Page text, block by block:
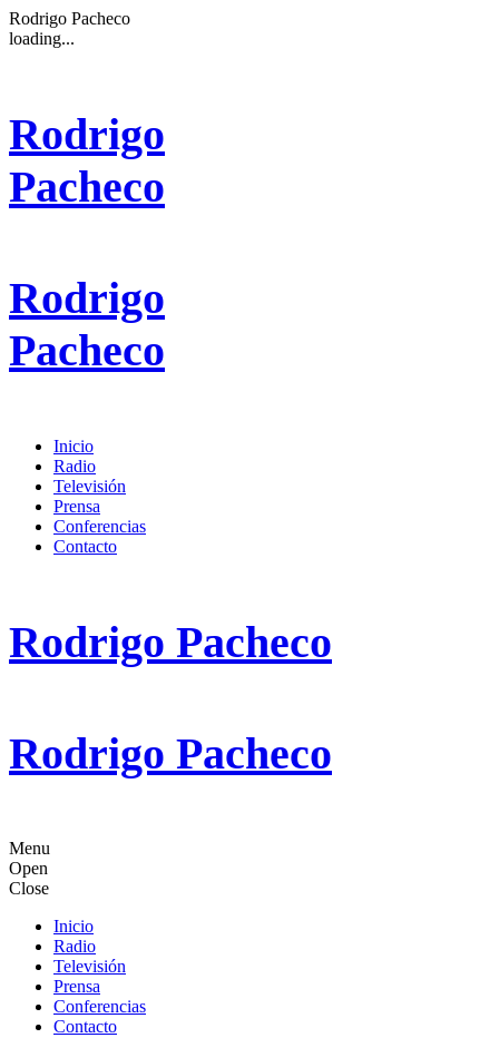
Rodrigo Pacheco
loading...
Rodrigo
Pacheco
Rodrigo
Pacheco
Inicio
Radio
Televisión
Prensa
Conferencias
Contacto
Rodrigo Pacheco
Rodrigo Pacheco
Menu
Open
Close
Inicio
Radio
Televisión
Prensa
Conferencias
Contacto